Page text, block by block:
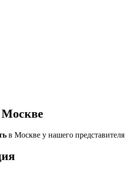
Москве
в Москве у нашего представителя